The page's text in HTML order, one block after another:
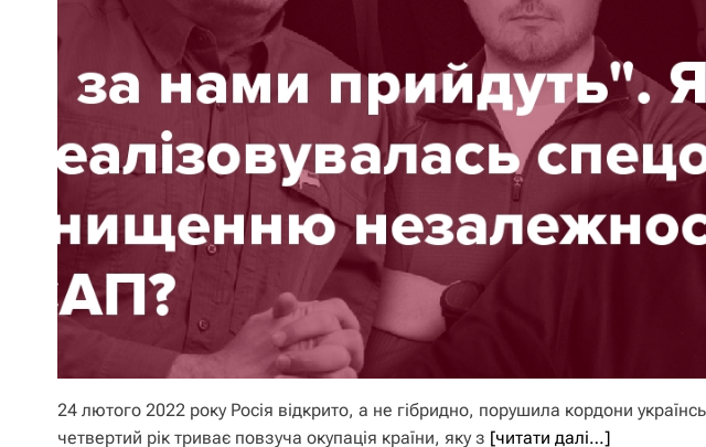
24 лютого 2022 року Росія відкрито, а не гібридно, порушила кордони
четвертий рік триває повзуча окупація країни, яку з [читати далі…]